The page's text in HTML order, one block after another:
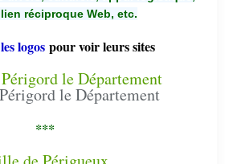
réciproque Web, etc.
les logos pour voir leurs sites
le Département
***